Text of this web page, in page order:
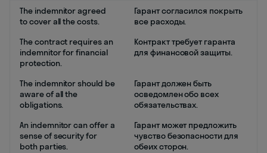
The indemnitor agreed
to cover all the costs.
Гарант согласился покрыть
все расходы.
The contract requires an
indemnitor for financial
protection.
Контракт требует гаранта
для финансовой защиты.
The indemnitor should be
aware of all the
obligations.
Гарант должен быть
осведомлен обо всех
обязательствах.
An indemnitor can offer a
sense of security for
both parties.
Гарант может предложить
чувство безопасности для
обеих сторон.